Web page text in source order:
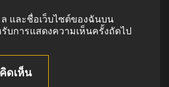
และชื่อเว็บไซต์ของฉันบน
รับการแสดงความเห็นครั้งถัดไป
ดเห็น